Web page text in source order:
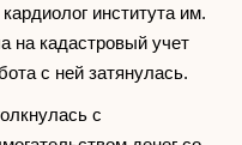
института им.
на кадастровый учет
с ней затянулась.
с